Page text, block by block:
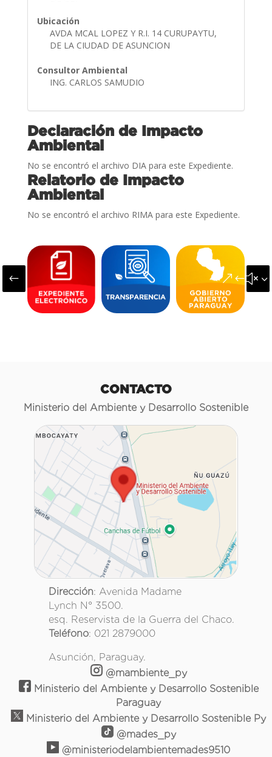
Ubicación
AVDA MCAL LOPEZ Y R.I. 14 CURUPAYTU,
DE LA CIUDAD DE ASUNCION
Consultor Ambiental
ING. CARLOS SAMUDIO
Declaración de Impacto
Ambiental
No se encontró el archivo DIA para este Expediente.
Relatorio de Impacto
Ambiental
No se encontró el archivo RIMA para este Expediente.
#
CONTACTO
Ministerio del Ambiente y Desarrollo Sostenible
Dirección: Avenida Madame
Lynch N° 3500.
esq. Reservista de la Guerra del Chaco.
Teléfono: 021 2879000
Asunción, Paraguay.
@mambiente_py
Ministerio del Ambiente y Desarrollo Sostenible
Paraguay
Ministerio del Ambiente y Desarrollo Sostenible Py
@mades_py
@ministeriodelambientemades9510